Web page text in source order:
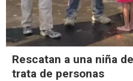
Rescatan a una niña
trata de personas